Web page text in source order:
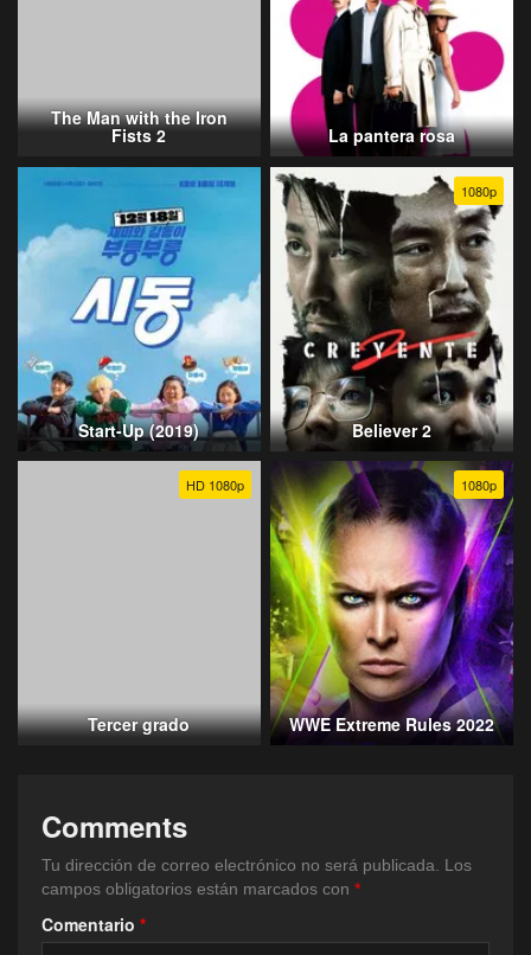
The Man with the Iron
Fists 2 La pantera rosa
Start-Up (2019)
1080p
Believer 2
HD 1080p
Tercer grado
1080p
WWE Extreme Rules 2022
Comments
Tu dirección de correo electrónico no será publicada.
Los
campos obligatorios están marcados con *
Comentario *